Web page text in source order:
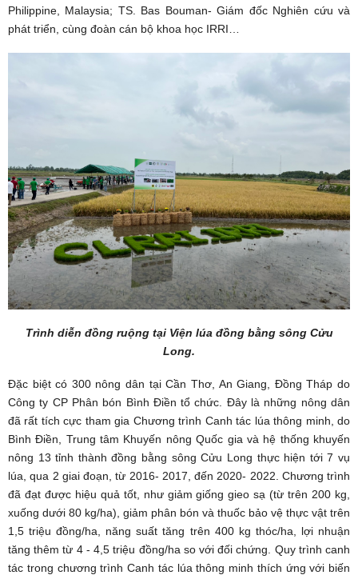
Philippine, Malaysia; TS. Bas Bouman- Giám đốc Nghiên cứu và
phát triển, cùng đoàn cán bộ khoa học IRRI…
Trình diễn đồng ruộng tại Viện lúa đồng bằng sông Cửu
Long.
Đặc biệt có 300 nông dân tại Cần Thơ, An Giang, Đồng Tháp do
Công ty CP Phân bón Bình Điền tổ chức. Đây là những nông dân
đã rất tích cực tham gia Chương trình Canh tác lúa thông minh, do
Bình Điền, Trung tâm Khuyến nông Quốc gia và hệ thống khuyến
nông 13 tỉnh thành đồng bằng sông Cửu Long thực hiện tới 7 vụ
lúa, qua 2 giai đoạn, từ 2016- 2017, đến 2020- 2022. Chương trình
đã đạt được hiệu quả tốt, như giảm giống gieo sạ (từ trên 200 kg,
xuống dưới 80 kg/ha), giảm phân bón và thuốc bảo vệ thực vật trên
1,5 triệu đồng/ha, năng suất tăng trên 400 kg thóc/ha, lợi nhuận
tăng thêm từ 4 - 4,5 triệu đồng/ha so với đối chứng. Quy trình canh
tác trong chương trình Canh tác lúa thông minh thích ứng với biến